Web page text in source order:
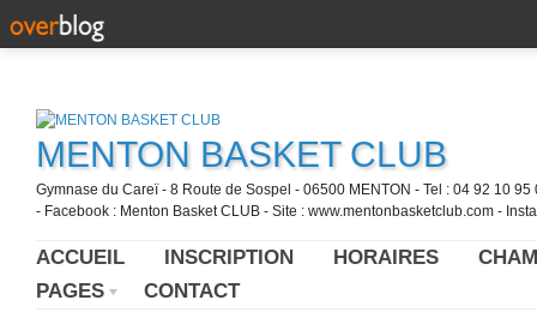
MENTON BASKET CLUB
Gymnase du Careï - 8 Route de Sospel - 06500 MENTON - Tel : 04 92 10
- Facebook : Menton Basket CLUB - Site : www.mentonbasketclub.com -
ACCUEIL INSCRIPTION HORAIRES
PAGES
CONTACT